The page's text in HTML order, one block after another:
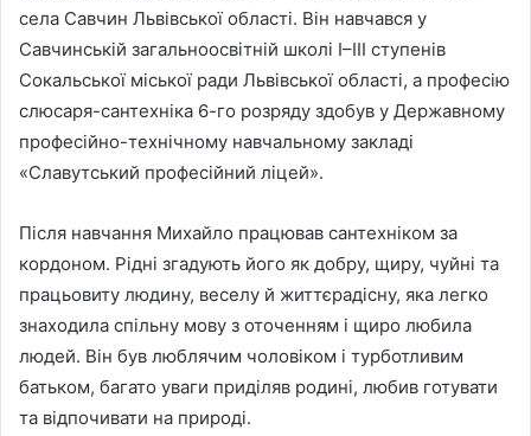
села Савчин Львівської області. Він навчався у
Савчинській загальноосвітній школі І–ІІІ ступенів
Сокальської міської ради Львівської області, а професію
слюсаря-сантехніка 6-го розряду здобув у Державному
професійно-технічному навчальному закладі
«Славутський професійний ліцей».
Після навчання Михайло працював сантехніком за
кордоном. Рідні згадують його як добру, щиру, чуйні та
працьовиту людину, веселу й життєрадісну, яка легко
знаходила спільну мову з оточенням і щиро любила
людей. Він був люблячим чоловіком і турботливим
батьком, багато уваги приділяв родині, любив готувати
та відпочивати на природі.